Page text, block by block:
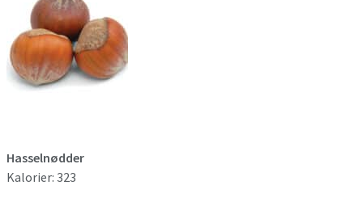
Hasselnødder
Kalorier: 323